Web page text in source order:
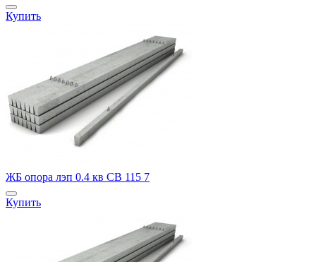
Купить
ЖБ опора лэп 0.4 кв СВ 115 7
Купить